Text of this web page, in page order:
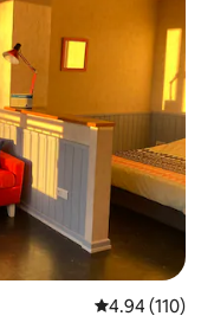
Calificación
4.94 (110)